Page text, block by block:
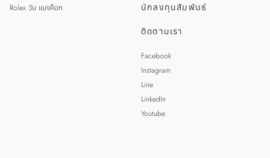
Rolex วัน แบงค็อก
นักลงทุนสัมพันธ์
ติดตามเรา
Facebook
Instagram
Line
LinkedIn
Youtube